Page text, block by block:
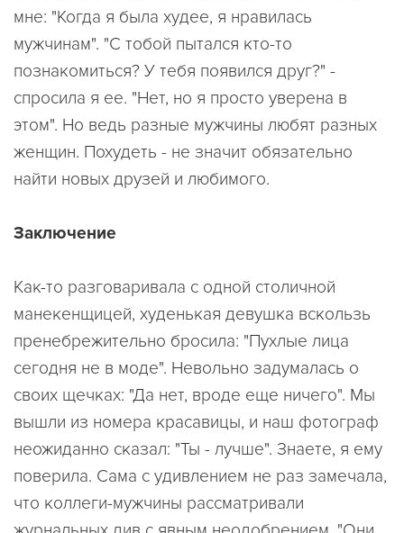
мне: "Когда я была худее, я нравилась
мужчинам". "С тобой пытался кто-то
познакомиться? У тебя появился друг?" -
спросила я ее. "Нет, но я просто уверена в
этом". Но ведь разные мужчины любят разных
женщин. Похудеть - не значит обязательно
найти новых друзей и любимого.
Заключение
Как-то разговаривала с одной столичной
манекенщицей, худенькая девушка вскользь
пренебрежительно бросила: "Пухлые лица
сегодня не в моде". Невольно задумалась о
своих щечках: "Да нет, вроде еще ничего". Мы
вышли из номера красавицы, и наш фотограф
неожиданно сказал: "Ты - лучше". Знаете, я ему
поверила. Сама с удивлением не раз замечала,
что коллеги-мужчины рассматривали